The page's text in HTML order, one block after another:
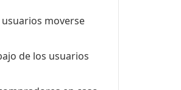
moverse
de los usuarios